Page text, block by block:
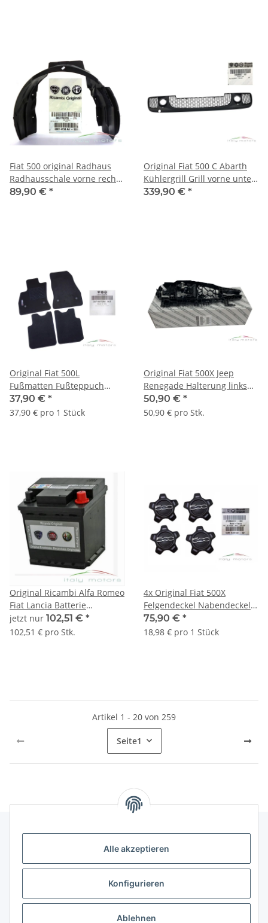
Alle akzeptieren
Konfigurieren
Ablehnen
Fiat 500 original Radhaus
Radhausschale vorne rechts
51786785
89,90 € *
Original Fiat 500 C Abarth
Kühlergrill Grill vorne unten
735495927 735481782
339,90 € *
Original Fiat 500L
Fußmatten Fußteppuch
Automatten Textil 500L Logo
71807284
37,90 € *
37,90 € pro 1 Stück
Original Fiat 500X Jeep
Renegade Halterung links
52065132 51936685
K68414614AA
50,90 € *
50,90 € pro Stk.
Original Ricambi Alfa Romeo
Fiat Lancia Batterie
71751131 51080719 12V
44AH 250A
jetzt nur 102,51 € *
102,51 € pro Stk.
4x Original Fiat 500X
Felgendeckel Nabendeckel
Nabenkappe 16 Zoll
735626311
75,90 € *
18,98 € pro 1 Stück
Artikel 1 - 20 von 259
Seite1